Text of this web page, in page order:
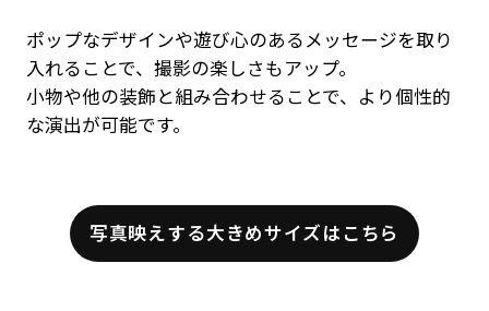
ポップなデザインや遊び心のあるメッセージを取り
入れることで、撮影の楽しさもアップ。
小物や他の装飾と組み合わせることで、より個性的
な演出が可能です。
写真映えする大きめサイズはこちら